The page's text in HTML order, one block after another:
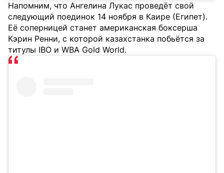
Напомним, что Ангелина Лукас проведёт свой
следующий поединок 14 ноября в Каире (Египет).
Её соперницей станет американская боксерша
Кэрин Ренни, с которой казахстанка побьётся за
титулы IBO и WBA Gold World.